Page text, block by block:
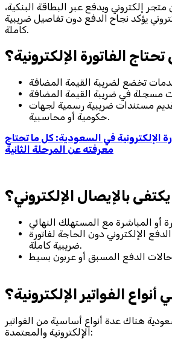
إلكتروني ويدفع عبر البطاقة البنكية،
يؤكد نجاح الدفع دون تفاصيل ضريبية
كاملة.
الفاتورة الإلكترونية؟
مستندات ضريبية رسمية لجهات
حكومية أو محاسبية.
الإلكترونية في السعودية: كل ما تحتاج
معرفته عن المرحلة الثانية
بالإيصال الإلكتروني؟
الإلكتروني دون الحاجة لفاتورة
ضريبية كاملة.
أنواع الفواتير الإلكترونية؟
هناك عدة أنواع أساسية من الفواتير
الإلكترونية والمعتمدة: